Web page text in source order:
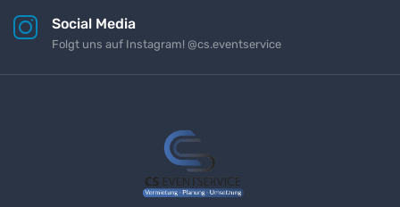
Social Media
Folgt uns auf Instagram! @cs.eventservice